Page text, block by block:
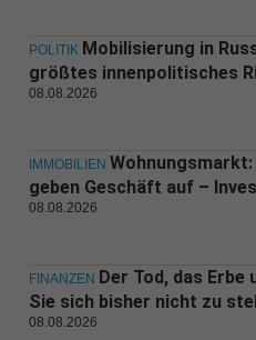
POLITIK Mobilisierung in
größtes innenpolitisches
08.08.2026
IMMOBILIEN
geben Geschäft auf –
08.08.2026
FINANZEN Der Tod, das Erbe
Sie sich bisher nicht zu
08.08.2026